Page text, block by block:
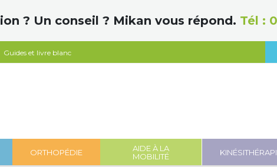
? Un conseil ? Mikan vous répond. Tél :
Guides et livre blanc
ORTHOPÉDIE
AIDE À LA
MOBILITÉ